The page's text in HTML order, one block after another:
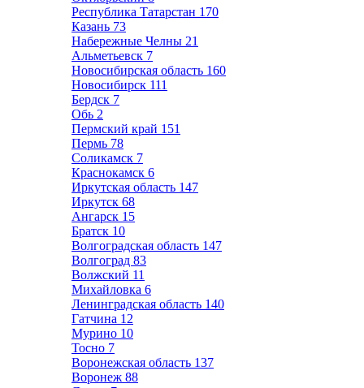
Республика Татарстан 170
Казань 73
Набережные Челны 21
Альметьевск 7
Новосибирская область 160
Новосибирск 111
Бердск 7
Обь 2
Пермский край 151
Пермь 78
Соликамск 7
Краснокамск 6
Иркутская область 147
Иркутск 68
Ангарск 15
Братск 10
Волгоградская область 147
Волгоград 83
Волжский 11
Михайловка 6
Ленинградская область 140
Гатчина 12
Мурино 10
Тосно 7
Воронежская область 137
Воронеж 88